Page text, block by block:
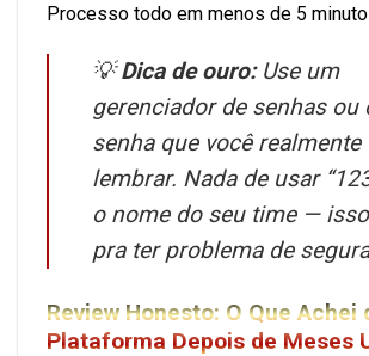
Processo todo em menos de 5
💡Dica de ouro:Use um
gerenciador de senhas ou
senha que você realmente
lembrar. Nada de usar
o nome do seu time —
pra ter problema de
Review Honesto: O Que Achei
Plataforma Depois de Meses